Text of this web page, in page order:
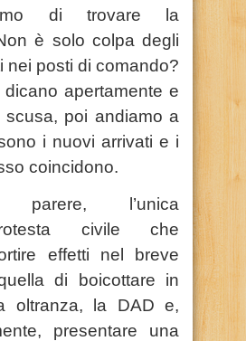
di trovare la
è solo colpa degli
nei posti di comando?
apertamente e
scusa, poi andiamo a
i nuovi arrivati e i
coincidono.
l’unica
civile che
effetti nel breve
di boicottare in
oltranza, la DAD e,
presentare una